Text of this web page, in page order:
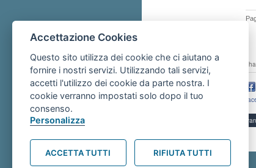
Servizi per i
Accettazione Cookies
Questo sito utilizza dei cookie che ci aiutano a
fornire i nostri servizi. Utilizzando tali servizi,
accetti l'utilizzo dei cookie da parte nostra. I
cookie verranno impostati solo dopo il tuo
consenso.
Personalizza
ACCETTA TUTTI RIFIUTA TUTTI